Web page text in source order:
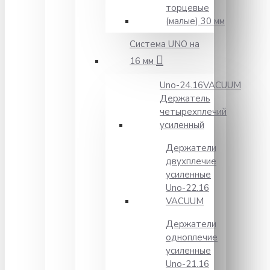
торцевые
(малые) 30 мм
Система UNO на
16 мм
Unо-24.16VACUUM
Держатель
четырехплечий
усиленный
Держатели
двухплечие
усиленные
Unо-22.16
VACUUM
Держатели
одноплечие
усиленные
Uno-21.16